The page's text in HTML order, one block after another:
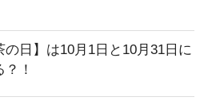
の日】は10月1日と10月31日に
！